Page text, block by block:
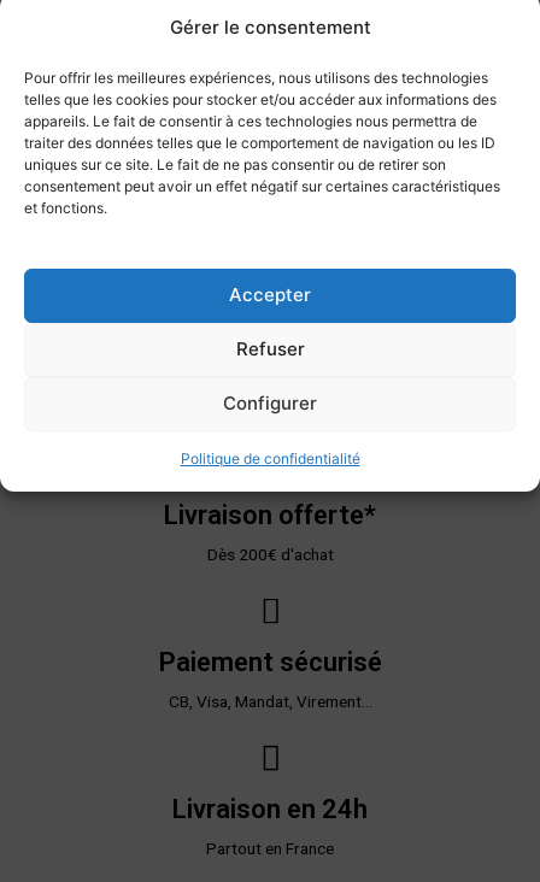
Gérer le consentement
Pour offrir les meilleures expériences, nous utilisons des technologies
telles que les cookies pour stocker et/ou accéder aux informations des
appareils. Le fait de consentir à ces technologies nous permettra de
traiter des données telles que le comportement de navigation ou les ID
uniques sur ce site. Le fait de ne pas consentir ou de retirer son
consentement peut avoir un effet négatif sur certaines caractéristiques
et fonctions.
Accepter
Refuser
Configurer
Politique de confidentialité
Philips ACC2330 |
Pédale de contrôle
| Logiciels Philips
ACCESSOIRES
155,00€HT
186,00€
panier
Olympus E-103 |
Ecouteurs stéréo |
Prise Jack 3,5mm
ACCESSOIRES
24,99€HT
panier
Philips LFH0334 |
Écouteurs | 14mm
de diamètre
ACCESSOIRES
54,30€HT
panier
Livraison offerte*
Dès 200€ d'achat
Paiement sécurisé
CB, Visa, Mandat, Virement...
Livraison en 24h
Partout en France